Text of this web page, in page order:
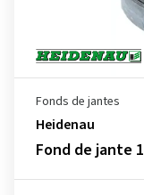
Fonds de jantes
Heidenau
Fond de jante